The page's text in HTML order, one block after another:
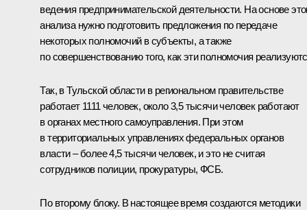
ведения предпринимательской деятельности. На основе
анализа нужно подготовить предложения по передаче
некоторых полномочий в субъекты, а также
по совершенствованию того, как эти полномочия
Так, в Тульской области в региональном правительстве
работает 1111 человек, около 3,5 тысячи человек работают
в органах местного самоуправления. При этом
в территориальных управлениях федеральных органов
власти – более 4,5 тысячи человек, и это не считая
сотрудников полиции, прокуратуры, ФСБ.
По второму блоку. В настоящее время создаются методики